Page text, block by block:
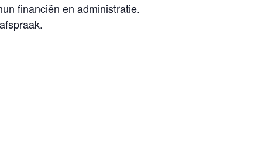
financiën en administratie.